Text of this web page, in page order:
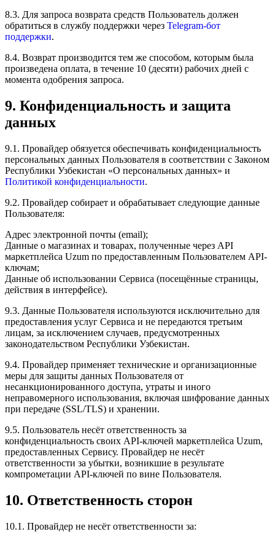
8.3. Для запроса возврата средств Пользователь должен
обратиться в службу поддержки через Telegram-бот
поддержки.
8.4. Возврат производится тем же способом, которым была
произведена оплата, в течение 10 (десяти) рабочих дней с
момента одобрения запроса.
9. Конфиденциальность и защита
данных
9.1. Провайдер обязуется обеспечивать конфиденциальность
персональных данных Пользователя в соответствии с Законом
Республики Узбекистан «О персональных данных» и
Политикой конфиденциальности.
9.2. Провайдер собирает и обрабатывает следующие данные
Пользователя:
Адрес электронной почты (email);
Данные о магазинах и товарах, полученные через API
маркетплейса Uzum по предоставленным Пользователем API-
ключам;
Данные об использовании Сервиса (посещённые страницы,
действия в интерфейсе).
9.3. Данные Пользователя используются исключительно для
предоставления услуг Сервиса и не передаются третьим
лицам, за исключением случаев, предусмотренных
законодательством Республики Узбекистан.
9.4. Провайдер применяет технические и организационные
меры для защиты данных Пользователя от
несанкционированного доступа, утраты и иного
неправомерного использования, включая шифрование данных
при передаче (SSL/TLS) и хранении.
9.5. Пользователь несёт ответственность за
конфиденциальность своих API-ключей маркетплейса Uzum,
предоставленных Сервису. Провайдер не несёт
ответственности за убытки, возникшие в результате
компрометации API-ключей по вине Пользователя.
10. Ответственность сторон
10.1. Провайдер не несёт ответственности за: